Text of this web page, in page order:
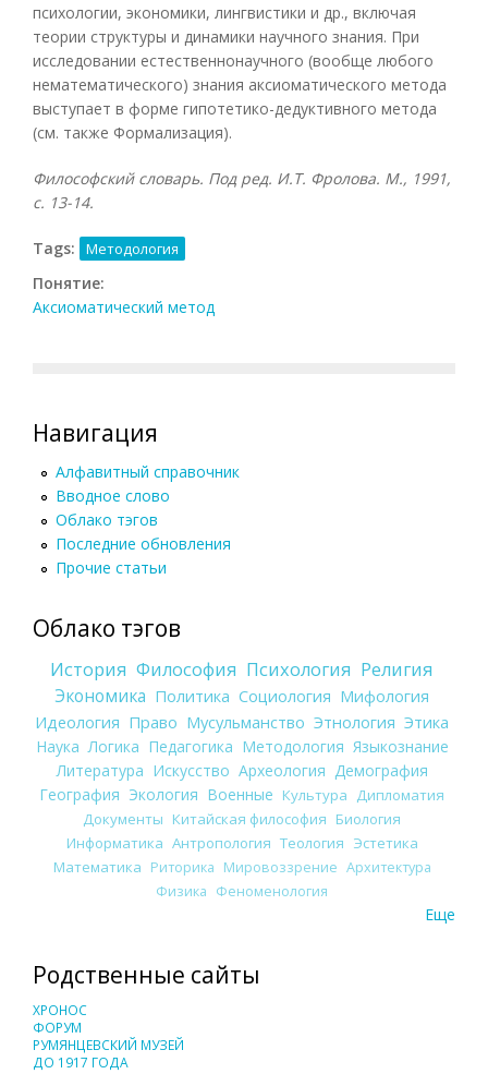
психологии, экономики, лингвистики и др., включая
теории структуры и динамики научного знания. При
исследовании естественнонаучного (вообще любого
нематематического) знания аксиоматического метода
выступает в форме гипотетико-дедуктивного метода
(см. также Формализация).
Философский словарь. Под ред. И.Т. Фролова. М., 1991,
с. 13-14.
Tags: Методология
Понятие:
Аксиоматический метод
Навигация
Алфавитный справочник
Вводное слово
Облако тэгов
Последние обновления
Прочие статьи
Облако тэгов
История Философия Психология Религия
Экономика Политика Социология Мифология
Идеология Право Мусульманство Этнология Этика
Наука Логика Педагогика Методология Языкознание
Литература Искусство Археология Демография
География Экология Военные Культура
Дипломатия
Документы Китайская философия Биология
Информатика Антропология Теология Эстетика
Математика Риторика Мировоззрение Архитектура
Физика Феноменология
Еще
Родственные сайты
ХРОНОС
ФОРУМ
РУМЯНЦЕВСКИЙ МУЗЕЙ
ДО 1917 ГОДА